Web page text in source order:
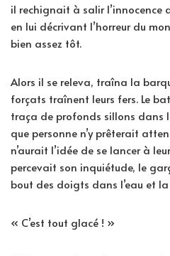
il rechignait à salir l’innocence
en lui décrivant l’horreur du
bien assez tôt.
Alors il se releva, traîna la
forçats traînent leurs fers. Le
traça de profonds sillons dans
que personne n’y prêterait
n’aurait l’idée de se lancer à
percevait son inquiétude, le
bout des doigts dans l’eau et
« C’est tout glacé ! »